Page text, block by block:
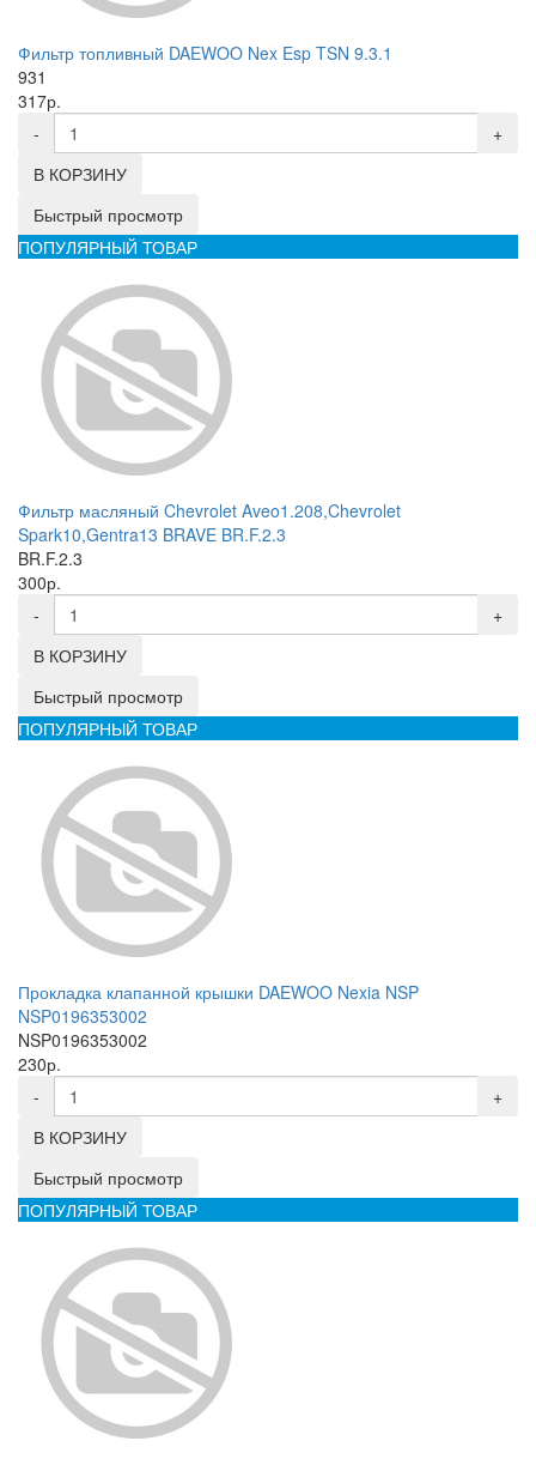
Фильтр топливный DAEWOO Nex Esp TSN 9.3.1
931
317р.
-
+
В КОРЗИНУ
Быстрый просмотр
ПОПУЛЯРНЫЙ ТОВАР
Фильтр масляный Chevrolet Aveo1.208,Chevrolet
Spark10,Gentra13 BRAVE BR.F.2.3
BR.F.2.3
300р.
-
+
В КОРЗИНУ
Быстрый просмотр
ПОПУЛЯРНЫЙ ТОВАР
Прокладка клапанной крышки DAEWOO Nexia NSP
NSP0196353002
NSP0196353002
230р.
-
+
В КОРЗИНУ
Быстрый просмотр
ПОПУЛЯРНЫЙ ТОВАР